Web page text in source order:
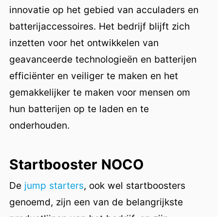
innovatie op het gebied van acculaders en
batterijaccessoires. Het bedrijf blijft zich
inzetten voor het ontwikkelen van
geavanceerde technologieën en batterijen
efficiënter en veiliger te maken en het
gemakkelijker te maken voor mensen om
hun batterijen op te laden en te
onderhouden.
Startbooster NOCO
De jump starters, ook wel startboosters
genoemd, zijn een van de belangrijkste